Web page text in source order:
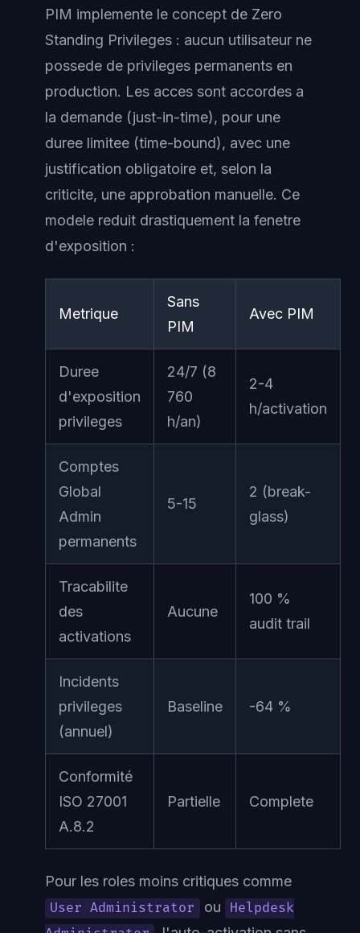
PIM implemente le concept de Zero
Standing Privileges : aucun utilisateur ne
possede de privileges permanents en
production. Les acces sont accordes a
la demande (just-in-time), pour une
duree limitee (time-bound), avec une
justification obligatoire et, selon la
criticite, une approbation manuelle. Ce
modele reduit drastiquement la fenetre
d'exposition :
Metrique
Sans
PIM
Avec PIM
Duree
d'exposition
privileges
24/7 (8
760
h/an)
2-4
h/activation
Comptes
Global
Admin
permanents
5-15
2 (break-
glass)
Tracabilite
des
activations
Aucune
100 %
audit trail
Incidents
privileges
(annuel)
Baseline -64 %
Conformité
ISO 27001
A.8.2
Partielle Complete
Pour les roles moins critiques comme
User Administrator ou
Helpdesk